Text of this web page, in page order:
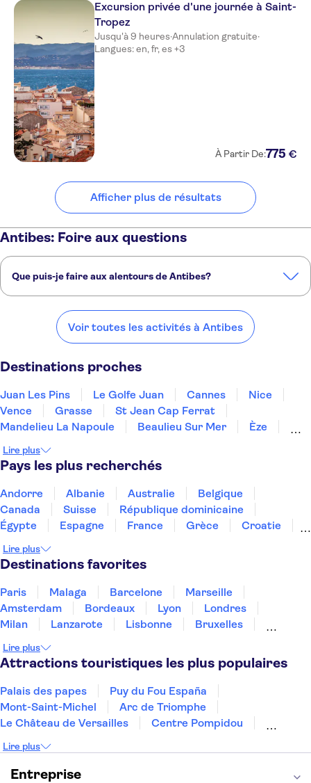
Ibis Styles Nice Airport Arenas
Hotel La Villa Nice Promenade
Kyriad Nice Gare
Residence Lamartine
Park Inn by Radisson Nice
Airport Hotel
Boscolo Exedra Nice,
Hipark by Adagio Nice
Aparthotel Ammi Vieux Nice
Hotel Ellington Nice Centre
Ibis Budget Nice Californie
Lenval
Hotel Paganini
Hotel Villa Rivoli
Hotel Locarno
Hotel de la Mer
Hotel Suisse Nice
Best Western Plus Nice Cosy
Best Western Premier Hotel
Hotel de Berne - Nice
Hotel Nice Riviera
Cannes Garden Hotel
Best Western Plus Antibes
Excursion privée d'une journée à Saint-
Tropez
Jusqu'à 9 heures·Annulation gratuite·
Langues: en, fr, es +3
À Partir De:775 €
Afficher plus de résultats
Antibes: Foire aux questions
Que puis-je faire aux alentours de Antibes?
Juan Les Pins
Voir toutes les activités à Antibes
Destinations proches
Juan Les Pins Le Golfe Juan Cannes
Nice
Vence
Grasse
St Jean Cap Ferrat
Mandelieu La Napoule
Beaulieu Sur Mer
Èze
Gassin
Lire plus
Pays les plus recherchés
Andorre Albanie Australie
Belgique
Canada
Suisse
République dominicaine
Égypte
Espagne France Grèce
Croatie
Thaïlande
Tunisie
Lire plus
Destinations favorites
Paris Malaga Barcelone
Marseille
Amsterdam
Bordeaux Lyon
Londres
Milan
Lanzarote Lisbonne
Bruxelles
Dubai
Copenhague Minorque Montpellier
Lire plus
Attractions touristiques les plus populaires
Palais des papes
Puy du Fou España
Mont-Saint-Michel
Arc de Triomphe
Le Château de Versailles
Centre Pompidou
La Chapelle Sixtine
Musée du Louvre
La Sagrada Familia
Lire plus
Entreprise